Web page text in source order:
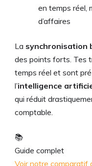
en temps réel,
d’affaires
La synchronisation
des points forts. Tes
temps réel et sont
l’intelligence
qui réduit
comptable.
📚
Guide complet
Voir notre comparatif